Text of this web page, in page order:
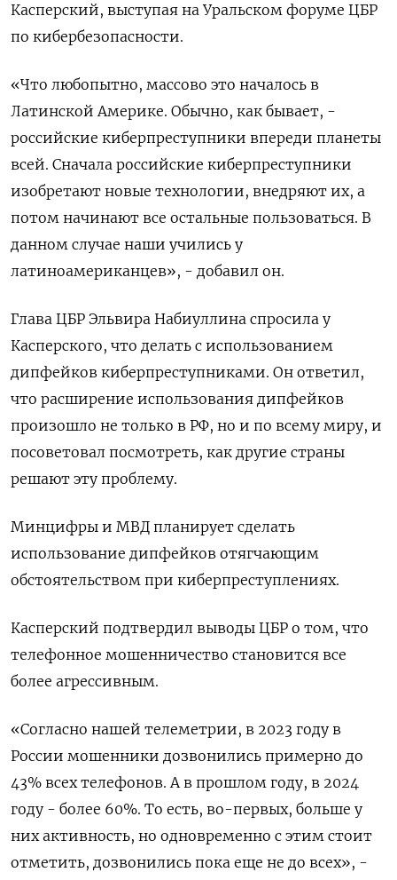
Касперский, выступая на Уральском форуме ЦБР
по кибербезопасности.
«Что любопытно, массово это началось в
Латинской Америке. Обычно, как бывает, -
российские киберпреступники впереди планеты
всей. Сначала российские киберпреступники
изобретают новые технологии, внедряют их, а
потом начинают все остальные пользоваться. В
данном случае наши учились у
латиноамериканцев», - добавил он.
Глава ЦБР Эльвира Набиуллина спросила у
Касперского, что делать с использованием
дипфейков киберпреступниками. Он ответил,
что расширение использования дипфейков
произошло не только в РФ, но и по всему миру, и
посоветовал посмотреть, как другие страны
решают эту проблему.
Минцифры и МВД планирует сделать
использование дипфейков отягчающим
обстоятельством при киберпреступлениях.
Касперский подтвердил выводы ЦБР о том, что
телефонное мошенничество становится все
более агрессивным.
«Согласно нашей телеметрии, в 2023 году в
России мошенники дозвонились примерно до
43% всех телефонов. А в прошлом году, в 2024
году - более 60%. То есть, во-первых, больше у
них активность, но одновременно с этим стоит
отметить, дозвонились пока еще не до всех», -